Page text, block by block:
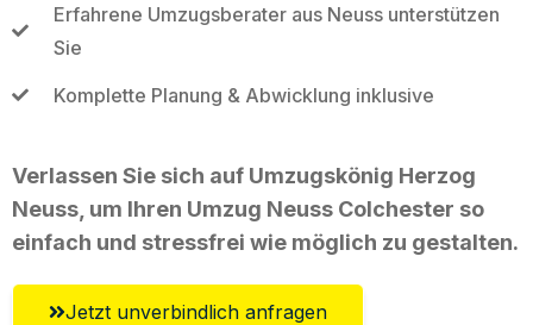
Erfahrene Umzugsberater aus Neuss unterstützen
Sie
Komplette Planung & Abwicklung inklusive
Verlassen Sie sich auf Umzugskönig Herzog
Neuss, um Ihren Umzug Neuss Colchester so
einfach und stressfrei wie möglich zu gestalten.
Jetzt unverbindlich anfragen